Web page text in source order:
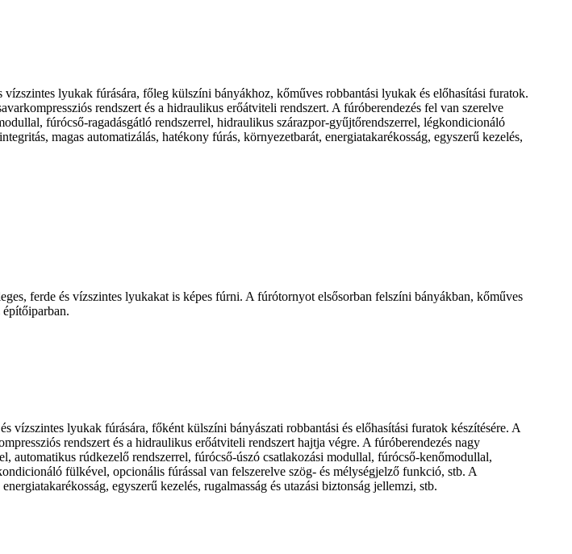
lyukak fúrására, főleg külszíni bányákhoz, kőműves robbantási lyukak és előhasítási furatok.
rendszert és a hidraulikus erőátviteli rendszert. A fúróberendezés fel van szerelve
fúrócső-ragadásgátló rendszerrel, hidraulikus szárazpor-gyűjtőrendszerrel, légkondicionáló
magas automatizálás, hatékony fúrás, környezetbarát, energiatakarékosság, egyszerű kezelés,
ferde és vízszintes lyukakat is képes fúrni. A fúrótornyot elsősorban felszíni bányákban, kőműves
lyukak fúrására, főként külszíni bányászati ​​robbantási és előhasítási furatok készítésére. A
rendszert és a hidraulikus erőátviteli rendszert hajtja végre. A fúróberendezés nagy
automatikus rúdkezelő rendszerrel, fúrócső-úszó csatlakozási modullal, fúrócső-kenőmodullal,
fülkével, opcionális fúrással van felszerelve szög- és mélységjelző funkció, stb. A
egyszerű kezelés, rugalmasság és utazási biztonság jellemzi, stb.